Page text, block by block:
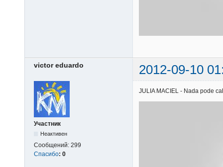
victor eduardo 2012-09-10
Участник
Неактивен
Сообщений: 299
Спасибо: 0
JULIA MACIEL - Nada pode